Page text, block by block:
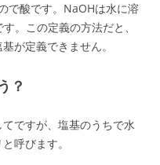
で酸です。NaOHは水に溶
。この定義の方法だと、
が定義できません。
？
ですが、塩基のうちで水
呼びます。